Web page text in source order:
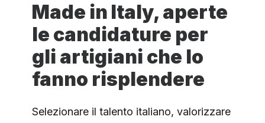
Made in Italy, aperte
le candidature per
gli artigiani che lo
fanno risplendere
Selezionare il talento italiano, valorizzare